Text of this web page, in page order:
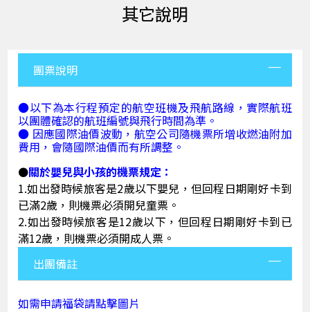
其它說明
團票說明
●以下為本行程預定的航空班機及飛航路線，實際航班
以團體確認的航班編號與飛行時間為準。
● 因應國際油價波動，航空公司隨機票所增收燃油附加
費用，會隨國際油價而有所調整。
●關於嬰兒與小孩的機票規定：
1.如出發時候旅客是2歲以下嬰兒，但回程日期剛好卡到
已滿2歲，則機票必須開兒童票。
2.如出發時候旅客是12歲以下，但回程日期剛好卡到已
滿12歲，則機票必須開成人票。
出團備註
如需申請福袋請點擊圖片